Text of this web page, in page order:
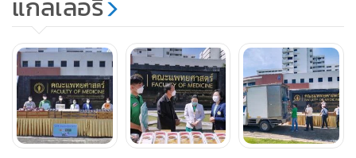
แกลเลอรี